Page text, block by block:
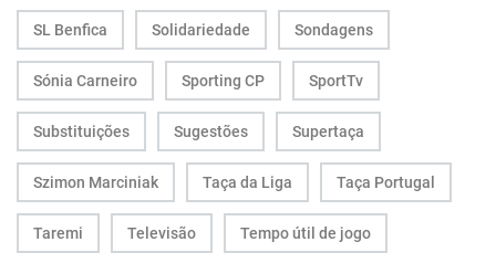
SL Benfica Solidariedade Sondagens
Sónia Carneiro Sporting CP SportTv
Substituições Sugestões Supertaça
Szimon Marciniak Taça da Liga Taça Portugal
Taremi Televisão Tempo útil de jogo